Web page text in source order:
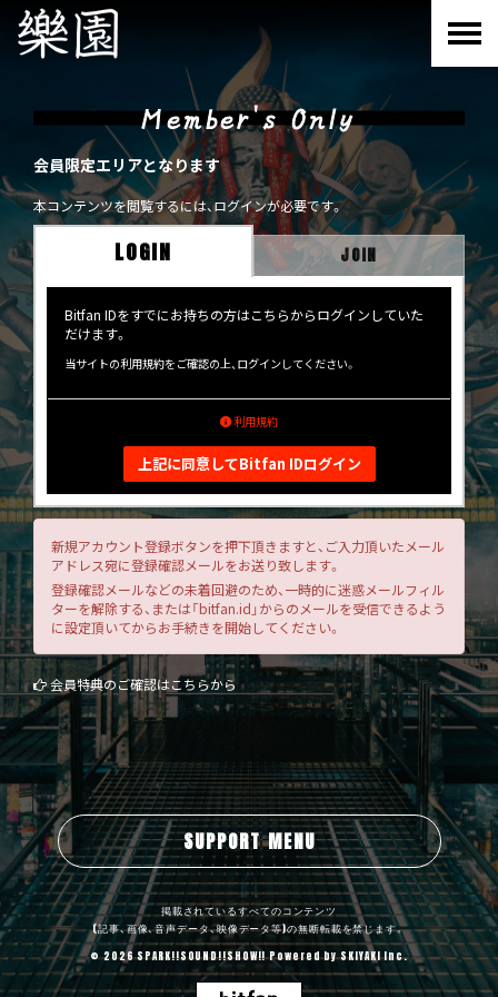
Member's Only
会員限定エリアとなります
本コンテンツを閲覧するには、ログインが必要です。
LOGIN JOIN
Bitfan IDをすでにお持ちの方はこちらからログインしていた
だけます。
当サイトの利用規約をご確認の上、ログインしてください。
利用規約
上記に同意してBitfan IDログイン
新規アカウント登録ボタンを押下頂きますと、ご入力頂いたメール
アドレス宛に登録確認メールをお送り致します。
登録確認メールなどの未着回避のため、一時的に迷惑メールフィル
ターを解除する、または「bitfan.id」からのメールを受信できるよう
に設定頂いてからお手続きを開始してください。
会員特典のご確認はこちらから
SUPPORT MENU
掲載されているすべてのコンテンツ
(記事、画像、音声データ、映像データ等)の無断転載を禁じます。
© 2026 SPARK!!SOUND!!SHOW!! Powered bySKIYAKI Inc.